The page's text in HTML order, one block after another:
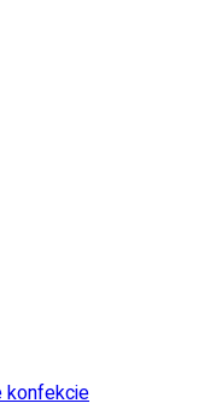
konfekcie